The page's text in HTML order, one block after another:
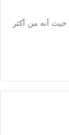
أنه من أكثر